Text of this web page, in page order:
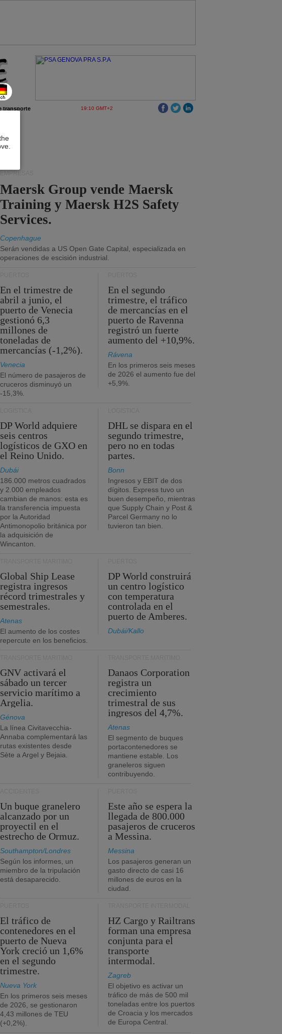
transporte 19:10 GMT+2
EMPRESAS
Maersk Group vende Maersk
Training y Maersk H2S Safety
Services.
Copenhague
Serán vendidas a US Open Gate Capital, especializada en
operaciones de escisión industrial.
En el trimestre de
abril a junio, el
puerto de Venecia
gestionó 6,3
millones de
toneladas de
mercancías (-1,2%).
Venecia
El número de pasajeros de
cruceros disminuyó un
-15,3%.
En el segundo
trimestre, el tráfico
de mercancías en el
puerto de Ravenna
registró un fuerte
aumento del +10,9%.
Rávena
En los primeros seis meses
de 2026 el aumento fue del
+5,9%.
DP World adquiere
seis centros
logísticos de GXO en
el Reino Unido.
Dubái
186.000 metros cuadrados
y 2.000 empleados
cambian de manos: esta es
la transferencia impuesta
por la Autoridad
Antimonopolio británica por
la adquisición de
Wincanton.
DHL se dispara en el
segundo trimestre,
pero no en todas
partes.
Bonn
Ingresos y EBIT de dos
dígitos. Express tuvo un
buen desempeño, mientras
que Supply Chain y Post &
Parcel Germany no lo
tuvieron tan bien.
Global Ship Lease
registra ingresos
récord trimestrales y
semestrales.
Atenas
El aumento de los costes
repercute en los beneficios.
DP World construirá
un centro logístico
con temperatura
controlada en el
puerto de Amberes.
Dubái/Kallo
GNV activará el
sábado un tercer
servicio marítimo a
Argelia.
Génova
La línea Civitavecchia-
Annaba complementará las
rutas existentes desde
Sète a Argel y Bejaia.
Danaos Corporation
registra un
crecimiento
trimestral de sus
ingresos del 4,7%.
Atenas
El segmento de buques
portacontenedores se
mantiene estable. Los
graneleros siguen
contribuyendo.
Un buque granelero
alcanzado por un
proyectil en el
estrecho de Ormuz.
Southampton/Londres
Según los informes, un
miembro de la tripulación
está desaparecido.
Este año se espera la
llegada de 800.000
pasajeros de cruceros
a Messina.
Messina
Los pasajeros generan un
gasto directo de casi 16
millones de euros en la
ciudad.
El tráfico de
contenedores en el
puerto de Nueva
York creció un 1,6%
en el segundo
trimestre.
Nueva York
En los primeros seis meses
de 2026, se gestionaron
4,43 millones de TEU
(+0,2%).
HZ Cargo y Railtrans
forman una empresa
conjunta para el
transporte
intermodal.
Zagreb
El objetivo es activar un
tráfico de más de 500 mil
toneladas entre los puertos
de Croacia y los mercados
de Europa Central.